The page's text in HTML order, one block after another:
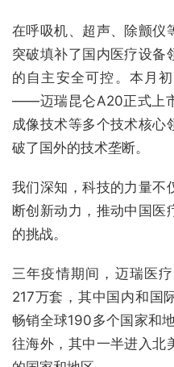
在呼吸机、超声、除颤仪
突破填补了国内医疗设备
的自主安全可控。本月
——迈瑞昆仑A20正式上
成像技术等多个技术核心
破了国外的技术垄断。
我们深知，科技的力量不
断创新动力，推动中国医
的挑战。
三年疫情期间，迈瑞医
217万套，其中国内和国
畅销全球190多个国家和
往海外，其中一半进入北